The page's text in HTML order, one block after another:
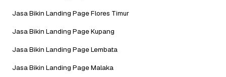
Jasa Bikin Landing Page Flores Timur
Jasa Bikin Landing Page Kupang
Jasa Bikin Landing Page Lembata
Jasa Bikin Landing Page Malaka